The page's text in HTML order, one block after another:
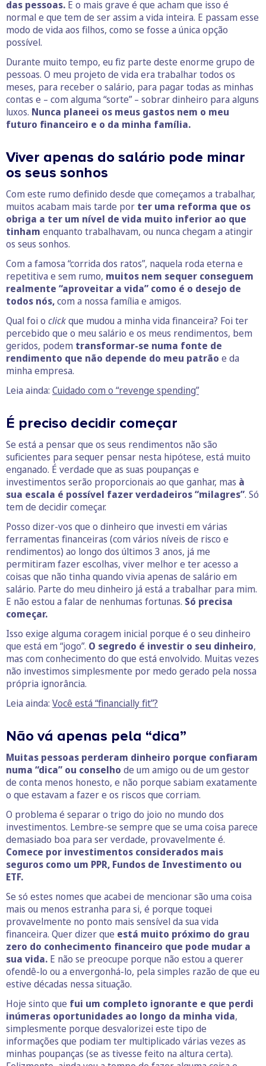
das pessoas. E o mais grave é que acham que isso é
normal e que tem de ser assim a vida inteira. E passam esse
modo de vida aos filhos, como se fosse a única opção
possível.
Durante muito tempo, eu fiz parte deste enorme grupo de
pessoas. O meu projeto de vida era trabalhar todos os
meses, para receber o salário, para pagar todas as minhas
contas e – com alguma “sorte” – sobrar dinheiro para alguns
luxos. Nunca planeei os meus gastos nem o meu
futuro financeiro e o da minha família.
Viver apenas do salário pode minar
os seus sonhos
Com este rumo definido desde que começamos a trabalhar,
muitos acabam mais tarde por ter uma reforma que os
obriga a ter um nível de vida muito inferior ao que
tinham enquanto trabalhavam, ou nunca chegam a atingir
os seus sonhos.
Com a famosa “corrida dos ratos”, naquela roda eterna e
repetitiva e sem rumo, muitos nem sequer conseguem
realmente “aproveitar a vida” como é o desejo de
todos nós,com a nossa família e amigos.
Qual foi o clickque mudou a minha vida financeira? Foi ter
percebido que o meu salário e os meus rendimentos, bem
geridos, podem transformar-se numa fonte de
rendimento que não depende do meu patrão e da
minha empresa.
Leia ainda: Cuidado com o “revenge spending”
É preciso decidir começar
Se está a pensar que os seus rendimentos não são
suficientes para sequer pensar nesta hipótese, está muito
enganado. É verdade que as suas poupanças e
investimentos serão proporcionais ao que ganhar, mas à
sua escala é possível fazer verdadeiros “milagres”. Só
tem de decidir começar.
Posso dizer-vos que o dinheiro que investi em várias
ferramentas financeiras (com vários níveis de risco e
rendimentos) ao longo dos últimos 3 anos, já me
permitiram fazer escolhas, viver melhor e ter acesso a
coisas que não tinha quando vivia apenas de salário em
salário. Parte do meu dinheiro já está a trabalhar para mim.
E não estou a falar de nenhumas fortunas. Só precisa
começar.
Isso exige alguma coragem inicial porque é o seu dinheiro
que está em “jogo”. O segredo é investir o seu dinheiro,
mas com conhecimento do que está envolvido. Muitas vezes
não investimos simplesmente por medo gerado pela nossa
própria ignorância.
Leia ainda: Você está “financially fit”?
Não vá apenas pela “dica”
Muitas pessoas perderam dinheiro porque confiaram
numa “dica” ou conselho de um amigo ou de um gestor
de conta menos honesto, e não porque sabiam exatamente
o que estavam a fazer e os riscos que corriam.
O problema é separar o trigo do joio no mundo dos
investimentos. Lembre-se sempre que se uma coisa parece
demasiado boa para ser verdade, provavelmente é.
Comece por investimentos considerados mais
seguros como um PPR, Fundos de Investimento ou
ETF.
Se só estes nomes que acabei de mencionar são uma coisa
mais ou menos estranha para si, é porque toquei
provavelmente no ponto mais sensível da sua vida
financeira. Quer dizer que está muito próximo do grau
zero do conhecimento financeiro que pode mudar a
sua vida. E não se preocupe porque não estou a querer
ofendê-lo ou a envergonhá-lo, pela simples razão de que eu
estive décadas nessa situação.
Hoje sinto que fui um completo ignorante e que perdi
inúmeras oportunidades ao longo da minha vida,
simplesmente porque desvalorizei este tipo de
informações que podiam ter multiplicado várias vezes as
minhas poupanças (se as tivesse feito na altura certa).